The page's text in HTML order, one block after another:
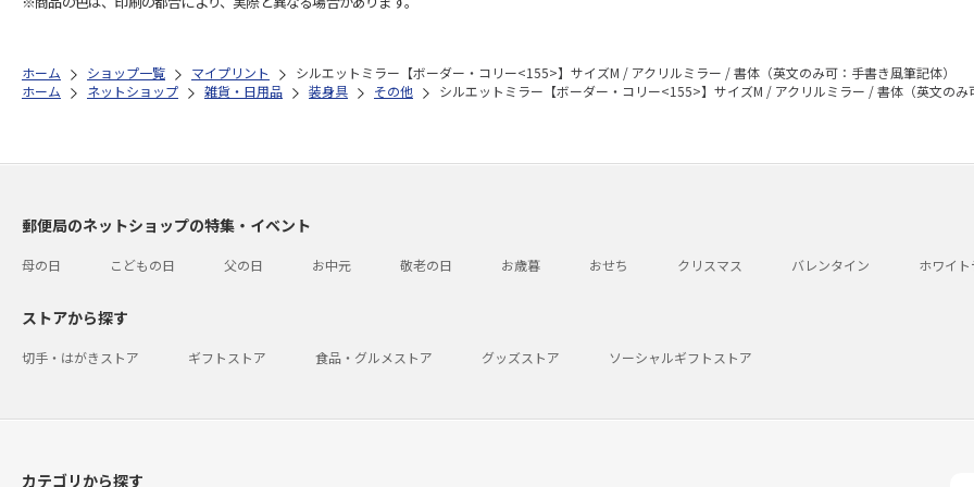
ホーム ショップ一覧 マイプリント
シルエットミラー【ボーダー・コリー<155>】サイズM / アクリルミラー / 書体（英文のみ可：手書き風筆記体）
ホーム
ネットショップ 雑貨・日用品 装身具 その他 シルエットミラー【ボーダー・コリー<155>】サイズM / アクリルミラー / 書体（英文のみ
郵便局のネットショップの特集・イベント
母の日 こどもの日 父の日 お中元 敬老の日 お歳暮 おせち クリスマス バレンタイン ホワイト
ストアから探す
切手・はがきストア ギフトストア 食品・グルメストア グッズストア ソーシャルギフトストア
カテゴリから探す